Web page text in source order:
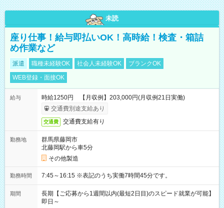
未読
座り仕事！給与即払いOK！高時給！検査・箱詰
め作業など
派遣 職種未経験OK 社会人未経験OK
ブランクOK
WEB登録・面接OK
給与
時給1250円 【月収例】203,000円(月収例21日実働)
交通費別途支給あり
交通費 交通費支給有り
勤務地
群馬県藤岡市
北藤岡駅から車5分
その他製造
勤務時間 7:45～16:15 ※表記のうち実働7時間45分です。
期間
長期【ご応募から1週間以内(最短2日目)のスピード就業が可能】
即日～